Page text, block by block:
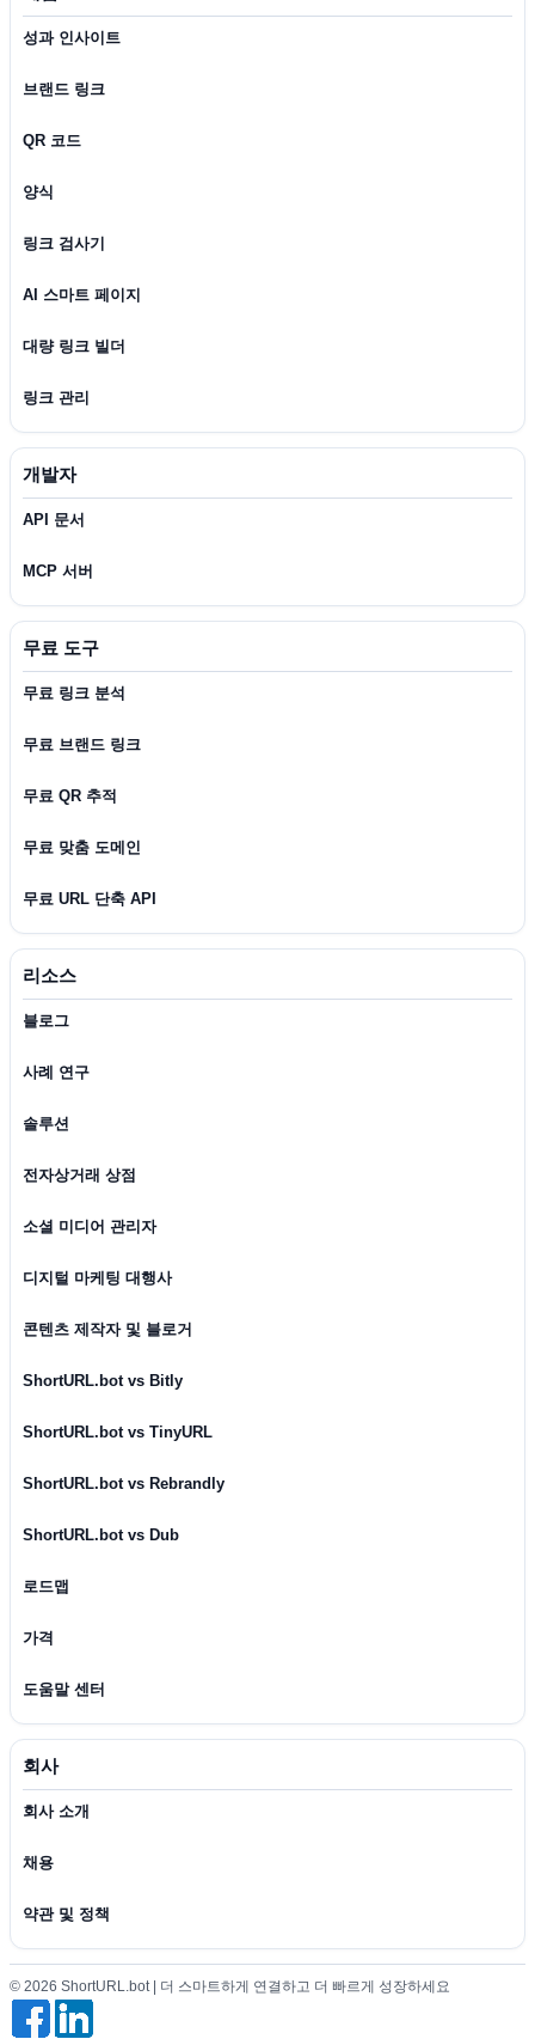
성과 인사이트
브랜드 링크
QR 코드
양식
링크 검사기
AI 스마트 페이지
대량 링크 빌더
링크 관리
개발자
API 문서
MCP 서버
무료 도구
무료 링크 분석
무료 브랜드 링크
무료 QR 추적
무료 맞춤 도메인
무료 URL 단축 API
리소스
블로그
사례 연구
솔루션
전자상거래 상점
소셜 미디어 관리자
디지털 마케팅 대행사
콘텐츠 제작자 및 블로거
ShortURL.bot vs Bitly
ShortURL.bot vs TinyURL
ShortURL.bot vs Rebrandly
ShortURL.bot vs Dub
로드맵
가격
도움말 센터
회사
회사 소개
채용
약관 및 정책
© 2026 ShortURL.bot | 더 스마트하게 연결하고 더 빠르게 성장하세요